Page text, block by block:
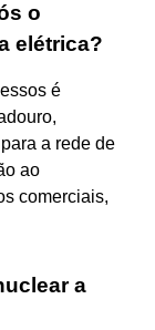
o
elétrica?
é
a rede de
ao
comerciais,
a